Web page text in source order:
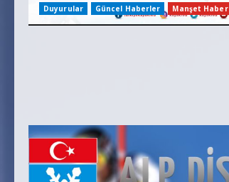
Duyurular Güncel Haberler Manşet Haber